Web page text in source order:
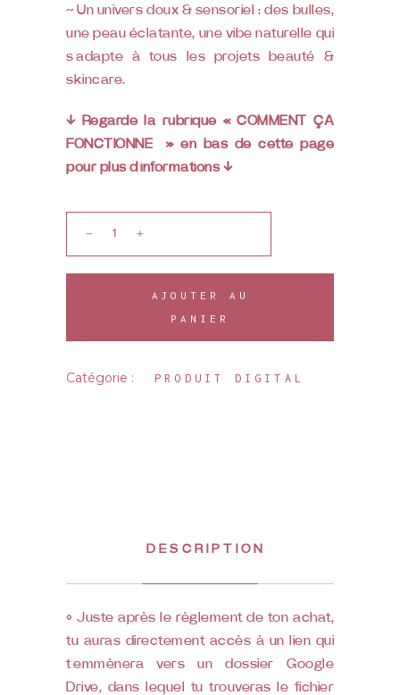
~ Un univers doux & sensoriel : des bulles,
une peau éclatante, une vibe naturelle qui
s’adapte à tous les projets beauté &
skincare.
↓ Regarde la rubrique « COMMENT ÇA
FONCTIONNE » en bas de cette page
pour plus d’informations ↓
AJOUTER AU
PANIER
Catégorie : PRODUIT DIGITAL
DESCRIPTION
◊ Juste après le règlement de ton achat,
tu auras directement accès à un lien qui
t’emmènera vers un dossier Google
Drive, dans lequel tu trouveras le fichier